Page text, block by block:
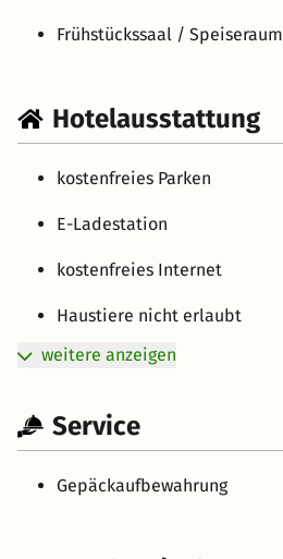
Frühstückssaal / Speiseraum
Hotelausstattung
kostenfreies Parken
E-Ladestation
kostenfreies Internet
Haustiere nicht erlaubt
weitere anzeigen
Service
Gepäckaufbewahrung